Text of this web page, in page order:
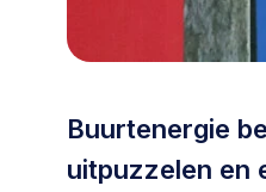
Je kunt altijd
Buurtenergie
uitpuzzelen en